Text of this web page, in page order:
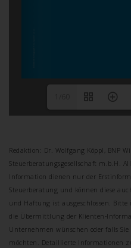
Redaktion: Dr. Wolfgang Köppl, BNP
Steuerberatungsgesellschaft m.b.H.
Information dienen nur der
Steuerberatung und können diese
und Haftung ist ausgeschlossen.
die Übermittlung der Klienten-
Unternehmen wünschen oder falls
möchten. Detaillierte Informationen